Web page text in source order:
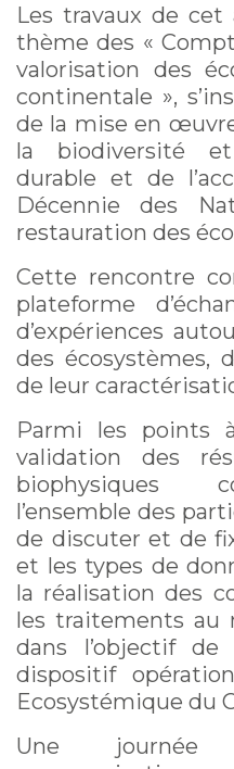
Les travaux de cet
thème des «
valorisation des
continentale »,
de la mise en
la biodiversité
durable et de
Décennie des
restauration des
Cette rencontre
plateforme
d’expériences
des écosystèmes,
de leur
Parmi les points
validation des
biophysiques
l’ensemble des
de discuter et de
et les types de
la réalisation des
les traitements au
dans l’objectif
dispositif
Ecosystémique du
Une